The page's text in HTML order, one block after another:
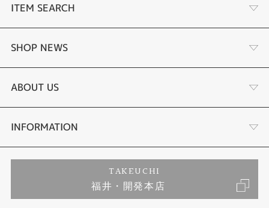
ITEM SEARCH
婚約指輪
結婚指輪
セットリング
婚約ネックレス
エタニティリング
SHOP NEWS
タケウチのこだわり
プロポーズサポート
ブランドリスト
ジュエリーリフォーム
ABOUT US
会社概要
お客様の声
INFORMATION
TAKEUCHI
福井・開発本店